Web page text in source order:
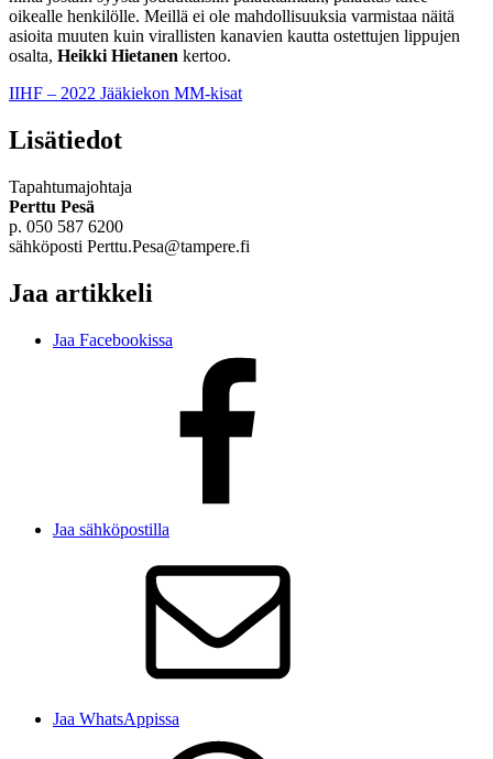
oikealle henkilölle. Meillä ei ole mahdollisuuksia varmistaa näitä
asioita muuten kuin virallisten kanavien kautta ostettujen lippujen
osalta, Heikki Hietanen kertoo.
IIHF – 2022 Jääkiekon MM-kisat
Lisätiedot
Tapahtumajohtaja
Perttu Pesä
p. 050 587 6200
sähköposti Perttu.Pesa@tampere.fi
Jaa artikkeli
Jaa Facebookissa
Jaa sähköpostilla
Jaa WhatsAppissa